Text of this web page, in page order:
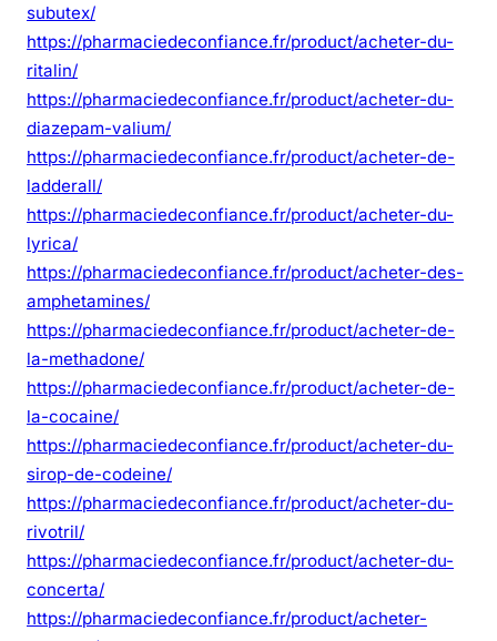
subutex/
https://pharmaciedeconfiance.fr/product/acheter-du-
ritalin/
https://pharmaciedeconfiance.fr/product/acheter-du-
diazepam-valium/
https://pharmaciedeconfiance.fr/product/acheter-de-
ladderall/
https://pharmaciedeconfiance.fr/product/acheter-du-
lyrica/
https://pharmaciedeconfiance.fr/product/acheter-des-
amphetamines/
https://pharmaciedeconfiance.fr/product/acheter-de-
la-methadone/
https://pharmaciedeconfiance.fr/product/acheter-de-
la-cocaine/
https://pharmaciedeconfiance.fr/product/acheter-du-
sirop-de-codeine/
https://pharmaciedeconfiance.fr/product/acheter-du-
rivotril/
https://pharmaciedeconfiance.fr/product/acheter-du-
concerta/
https://pharmaciedeconfiance.fr/product/acheter-